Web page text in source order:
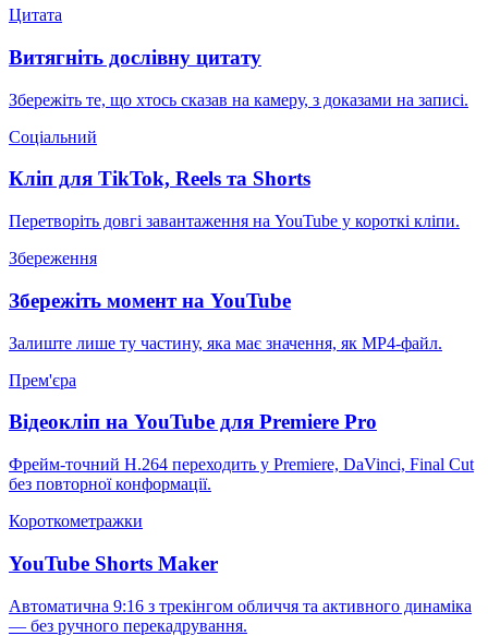
Цитата
Витягніть дослівну цитату
Збережіть те, що хтось сказав на камеру, з доказами на записі.
Соціальний
Кліп для TikTok, Reels та Shorts
Перетворіть довгі завантаження на YouTube у короткі кліпи.
Збереження
Збережіть момент на YouTube
Залиште лише ту частину, яка має значення, як MP4-файл.
Прем'єра
Відеокліп на YouTube для Premiere Pro
Фрейм-точний H.264 переходить у Premiere, DaVinci, Final Cut
без повторної конформації.
Короткометражки
YouTube Shorts Maker
Автоматична 9:16 з трекінгом обличчя та активного динаміка
— без ручного перекадрування.